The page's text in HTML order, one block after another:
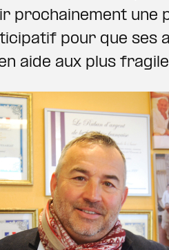
prochainement une
pour que ses
aide aux plus